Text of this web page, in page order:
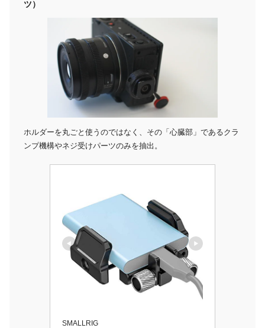
ツ）
ホルダーを丸ごと使うのではなく、その「心臓部」であるクラ
ンプ機構やネジ受けパーツのみを抽出。
SMALLRIG